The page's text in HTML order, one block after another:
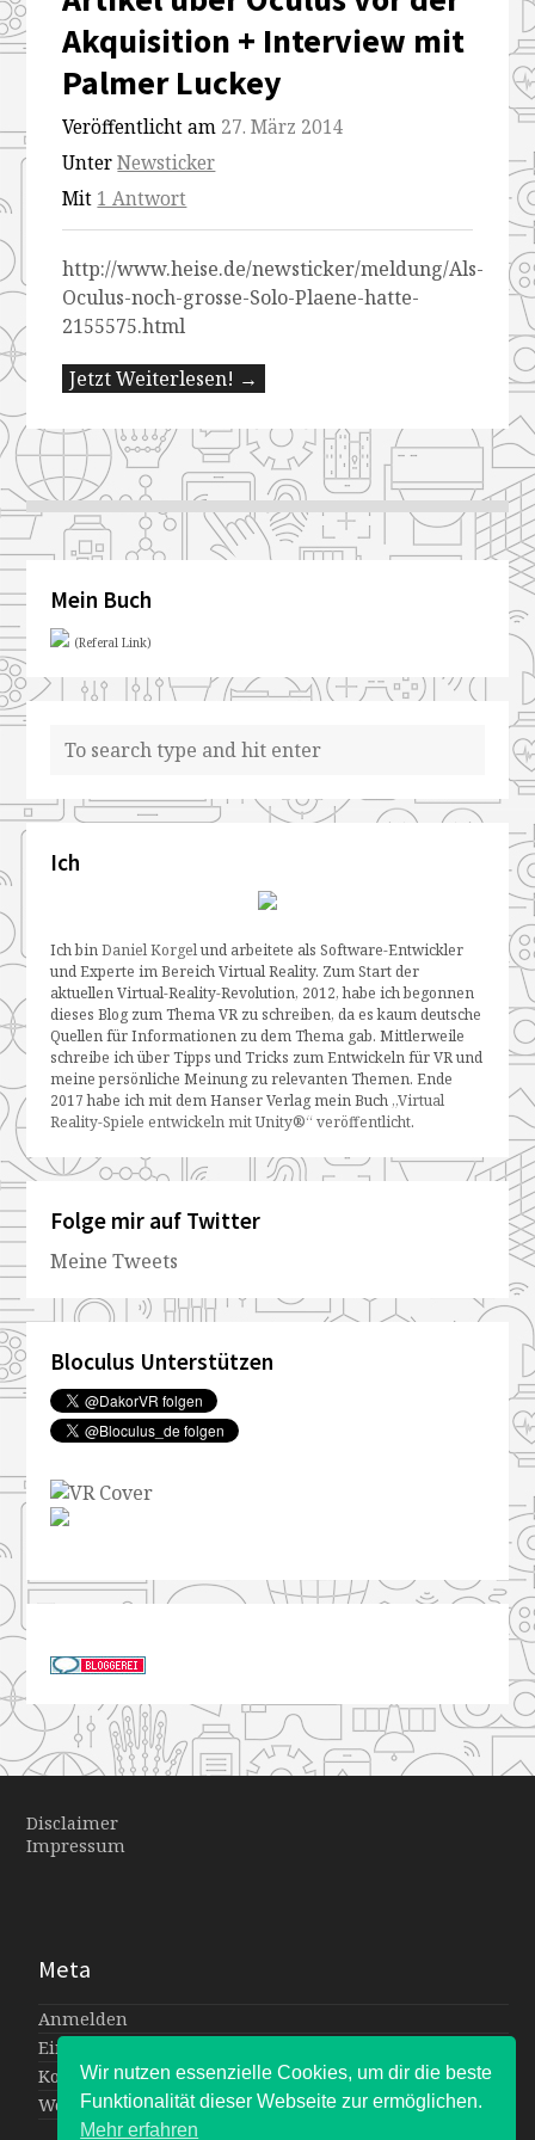
Akquisition + Interview mit
Palmer Luckey
Veröffentlicht am 27. März 2014
UnterNewsticker
Mit 1 Antwort
http://www.heise.de/newsticker/meldung/Als-
Oculus-noch-grosse-Solo-Plaene-hatte-
2155575.html
Jetzt Weiterlesen! →
Mein Buch
(Referal Link)
Ich
Ich binDaniel Korgelund arbeitete als Software-Entwickler
und Experte im Bereich Virtual Reality. Zum Start der
aktuellen Virtual-Reality-Revolution, 2012, habe ich begonnen
dieses Blog zum Thema VR zu schreiben, da es kaum deutsche
Quellen für Informationen zu dem Thema gab. Mittlerweile
schreibe ich über Tipps und Tricks zum Entwickeln für VR und
meine persönliche Meinung zu relevanten Themen. Ende
2017 habe ich mit dem Hanser Verlag mein Buch „Virtual
Reality-Spiele entwickeln mit Unity®“ veröffentlicht.
Folge mir auf Twitter
Meine Tweets
Bloculus Unterstützen
Disclaimer
Impressum
Meta
Anmelden
Eintrags-Feed
Kommentar-Feed
WordPress.org
Wir nutzen essenzielle Cookies, um dir die beste
Funktionalität dieser Webseite zur ermöglichen.
Mehr erfahren